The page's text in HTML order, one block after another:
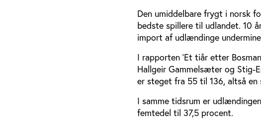
Den umiddelbare frygt i norsk
bedste spillere til udlandet. 10
import af udlændinge
I rapporten 'Et tiår etter
Hallgeir Gammelsæter og Stig-
er steget fra 55 til 136, altså
I samme tidsrum er
femtedel til 37,5 procent.